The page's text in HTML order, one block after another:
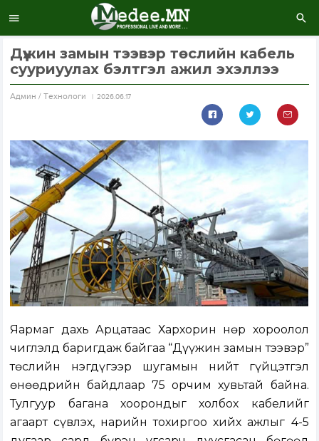
Дүүжин замын тээвэр төслийн кабель
сууриуулах бэлтгэл ажил эхэллээ
Aдмин / Технологи 2026.06.17
Яармаг дахь Арцатаас Хархорин Өнөр хороолол
чиглэлд баригдаж байгаа “Дүүжин замын тээвэр”
төслийн нэгдүгээр шугамын нийт гүйцэтгэл
өнөөдрийн байдлаар 75 орчим хувьтай байна.
Тулгуур багана хоорондыг холбох кабелийг
агаарт сүвлэх, нарийн тохиргоо хийх ажлыг 4-5